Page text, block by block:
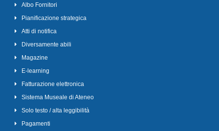
Albo Fornitori
Pianificazione strategica
Atti di notifica
Diversamente abili
Magazine
E-learning
Fatturazione elettronica
Sistema Museale di Ateneo
Solo testo / alta leggibilità
Pagamenti